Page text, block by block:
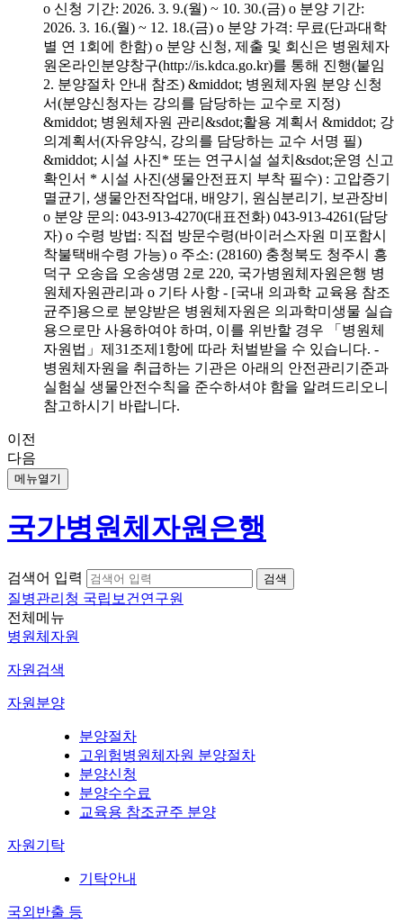
o 신청 기간: 2026. 3. 9.(월) ~ 10. 30.(금) o 분양 기간:
2026. 3. 16.(월) ~ 12. 18.(금) o 분양 가격: 무료(단과대학
별 연 1회에 한함) o 분양 신청, 제출 및 회신은 병원체자
원온라인분양창구(http://is.kdca.go.kr)를 통해 진행(붙임
2. 분양절차 안내 참조) &middot; 병원체자원 분양 신청
서(분양신청자는 강의를 담당하는 교수로 지정)
&middot; 병원체자원 관리&sdot;활용 계획서 &middot; 강
의계획서(자유양식, 강의를 담당하는 교수 서명 필)
&middot; 시설 사진* 또는 연구시설 설치&sdot;운영 신고
확인서 * 시설 사진(생물안전표지 부착 필수) : 고압증기
멸균기, 생물안전작업대, 배양기, 원심분리기, 보관장비
o 분양 문의: 043-913-4270(대표전화) 043-913-4261(담당
자) o 수령 방법: 직접 방문수령(바이러스자원 미포함시
착불택배수령 가능) o 주소: (28160) 충청북도 청주시 흥
덕구 오송읍 오송생명 2로 220, 국가병원체자원은행 병
원체자원관리과 o 기타 사항 - [국내 의과학 교육용 참조
균주]용으로 분양받은 병원체자원은 의과학미생물 실습
용으로만 사용하여야 하며, 이를 위반할 경우 「병원체
자원법」제31조제1항에 따라 처벌받을 수 있습니다. -
병원체자원을 취급하는 기관은 아래의 안전관리기준과
실험실 생물안전수칙을 준수하셔야 함을 알려드리오니
참고하시기 바랍니다.
이전
다음
메뉴열기
국가병원체자원은행
검색어 입력
질병관리청 국립보건연구원
전체메뉴
병원체자원
자원검색
자원분양
분양절차
고위험병원체자원 분양절차
분양신청
분양수수료
교육용 참조균주 분양
자원기탁
기탁안내
국외반출 등